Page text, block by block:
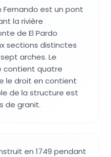
Fernando est un pont
la rivière
de El Pardo
sections distinctes
arches. Le
contient quatre
le droit en contient
de la structure est
de granit.
en 1749 pendant